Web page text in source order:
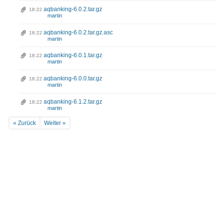
18:22 aqbanking-6.0.2.tar.gz
martin
18:22 aqbanking-6.0.2.tar.gz.asc
martin
18:22 aqbanking-6.0.1.tar.gz
martin
18:22 aqbanking-6.0.0.tar.gz
martin
18:22 aqbanking-6.1.2.tar.gz
martin
« Zurück Weiter »